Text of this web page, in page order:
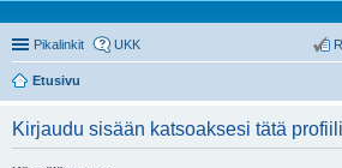
Pikalinkit UKK
Etusivu
Kirjaudu sisään katsoaksesi tätä